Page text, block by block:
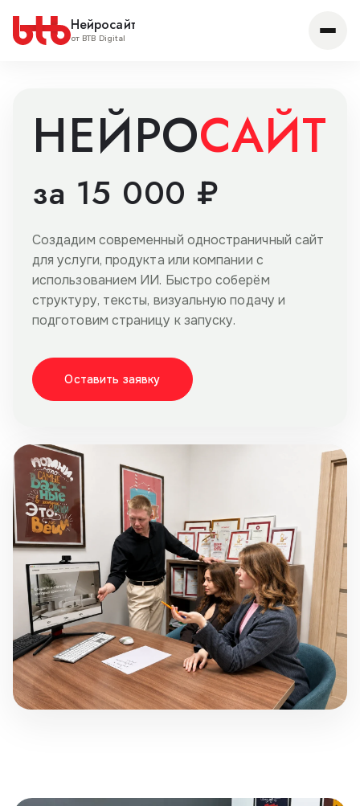
Нейросайт
от BTB Digital
НЕЙРОСАЙТ
за 15 000 ₽
Создадим современный одностраничный сайт
для услуги, продукта или компании с
использованием ИИ. Быстро соберём
структуру, тексты, визуальную подачу и
подготовим страницу к запуску.
Оставить заявку